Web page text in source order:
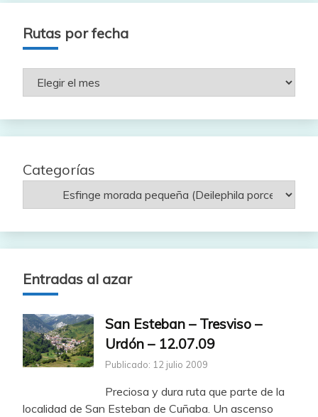
Rutas por fecha
Rutas
Categorías
Entradas al azar
San Esteban – Tresviso –
Urdón – 12.07.09
Publicado: 12 julio 2009
Preciosa y dura ruta que parte de la
localidad de San Esteban de Cuñaba. Un ascenso